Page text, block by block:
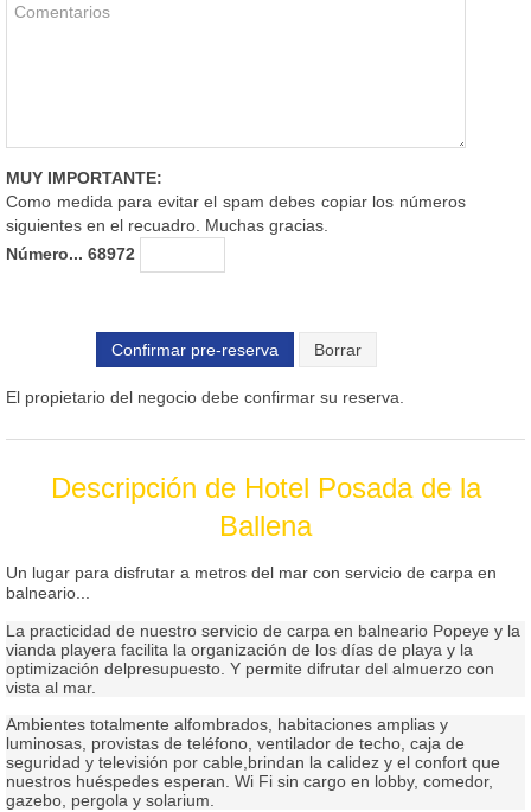
MUY IMPORTANTE:
Como medida para evitar el spam debes copiar los números
siguientes en el recuadro. Muchas gracias.
Número... 68972
Confirmar pre-reserva
El propietario del negocio debe confirmar su reserva.
Descripción de Hotel Posada de la
Ballena
Un lugar para disfrutar a metros del mar con servicio de carpa en
balneario...
La practicidad de nuestro servicio de carpa en balneario Popeye y la
vianda playera facilita la organización de los días de playa y la
optimización delpresupuesto. Y permite difrutar del almuerzo con
vista al mar.
Ambientes totalmente alfombrados, habitaciones amplias y
luminosas, provistas de teléfono, ventilador de techo, caja de
seguridad y televisión por cable,brindan la calidez y el confort que
nuestros huéspedes esperan. Wi Fi sin cargo en lobby, comedor,
gazebo, pergola y solarium.